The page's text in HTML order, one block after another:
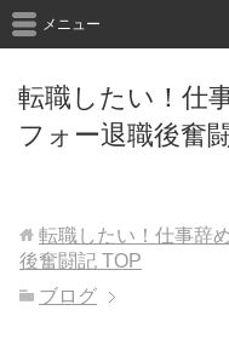
転職したい！仕
フォー退職後奮
メニュー
転職したい！仕事辞
後奮闘記 TOP
ブログ